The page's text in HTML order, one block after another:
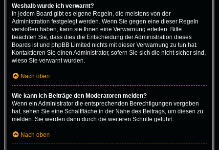
Weshalb wurde ich verwarnt?
In jedem Board gibt es eigene Regeln, die meistens von der
Administration festgelegt werden. Wenn Sie gegen eine dieser Regeln
verstoßen haben, kann sie Ihnen eine Verwarnung erteilen. Bitte
beachten Sie, dass dies die Entscheidung der Administration dieses
Boards ist und phpBB Limited nichts mit dieser Verwarnung zu tun hat.
Kontaktieren Sie einen Administrator, sofern Sie sich die nicht sicher sind,
wieso Sie verwarnt wurden.
Nach oben
Wie kann ich Beiträge den Moderatoren melden?
Wenn ein Administrator die entsprechenden Berechtigungen vergeben
hat, sehen Sie eine Schaltfläche in der Nähe des Beitrags, um diesen zu
melden. Sie werden dann durch die weiteren Schritte geführt.
Nach oben